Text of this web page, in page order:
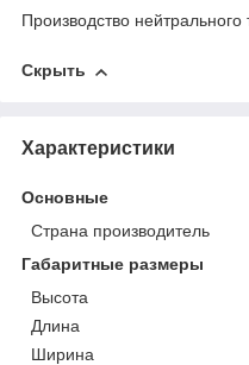
Производство нейтрального
Скрыть
Характеристики
Основные
Страна производитель
Габаритные размеры
Высота
Длина
Ширина